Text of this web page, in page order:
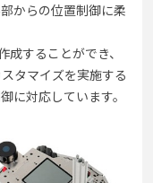
からの位置制御に柔
することができ、
タマイズを実施する
に対応しています。